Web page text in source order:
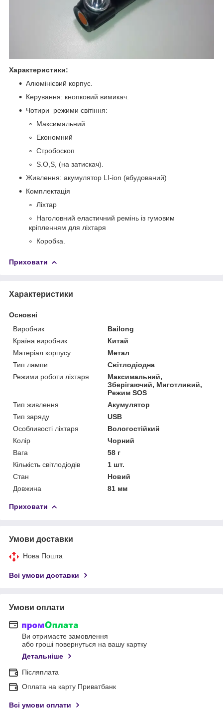
Характеристики:
Алюмінієвий корпус.
Керування: кнопковий вимикач.
Чотири режими світіння:
Максимальний
Економний
Стробоскоп
S.O,S, (на затискач).
Живлення: акумулятор LI-ion (вбудований)
Комплектація
Ліхтар
Наголовний еластичний ремінь із гумовим
кріпленням для ліхтаря
Коробка.
Приховати
Характеристики
Основні
Виробник
Bailong
Країна виробник
Китай
Матеріал корпусу
Метал
Тип лампи
Світлодіодна
Режими роботи ліхтаря
Максимальний,
Зберігаючий, Миготливий,
Режим SOS
Тип живлення
Акумулятор
Тип заряду
USB
Особливості ліхтаря
Вологостійкий
Колір
Чорний
Вага
58 г
Кількість світлодіодів
1 шт.
Стан
Новий
Довжина
81 мм
Приховати
Умови доставки
Нова Пошта
Всі умови доставки
Умови оплати
Ви отримаєте замовлення
або гроші повернуться на вашу картку
Детальніше
Післяплата
Оплата на карту Приватбанк
Всі умови оплати